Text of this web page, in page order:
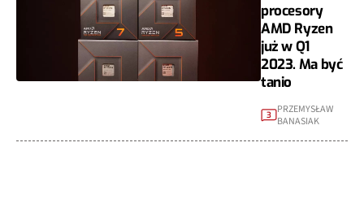
procesory
AMD Ryzen
już w Q1
2023. Ma być
tanio
3 PRZEMYSŁAW
BANASIAK